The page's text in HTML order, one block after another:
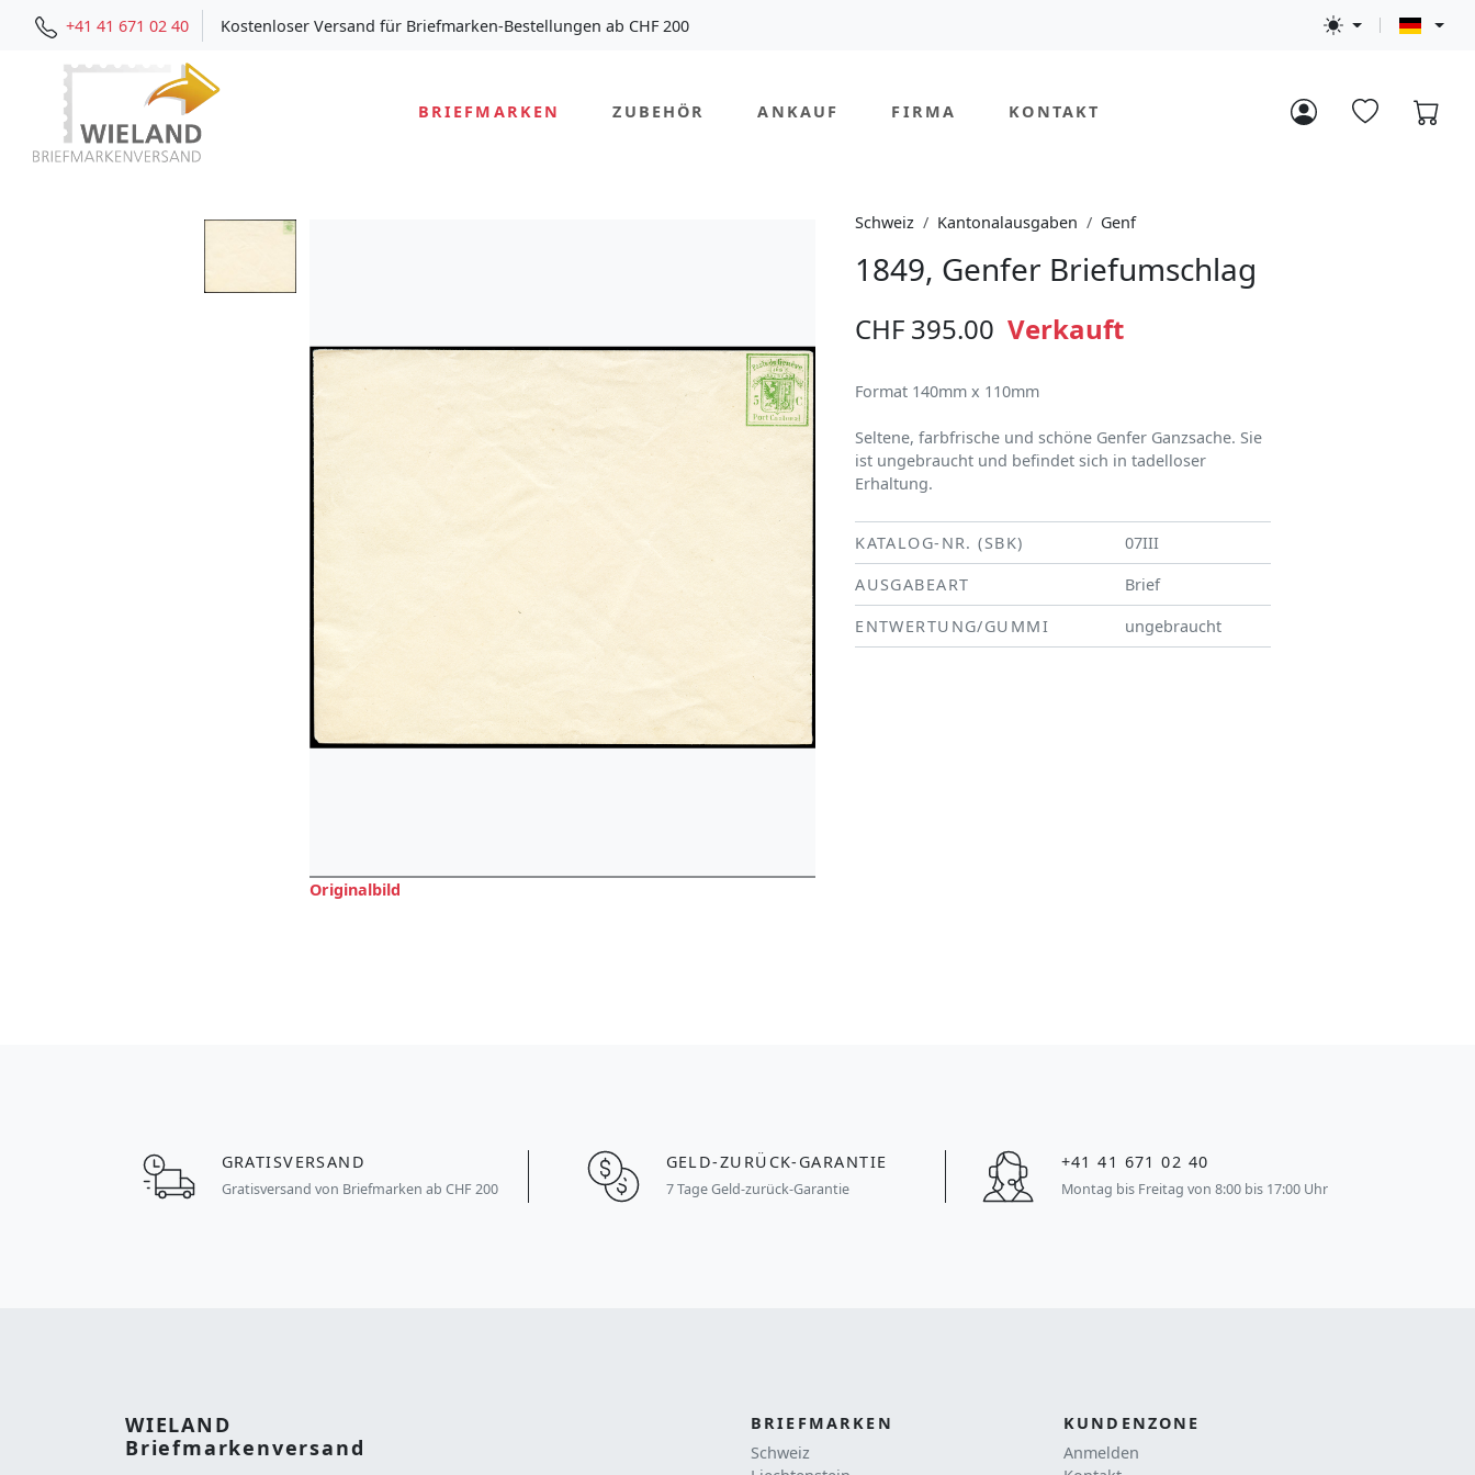
+41 41 671 02 40 Kostenloser Versand für Briefmarken-Bestellungen ab CHF 200
BRIEFMARKEN ZUBEHÖR ANKAUF FIRMA KONTAKT
Originalbild
Schweiz Kantonalausgaben Genf
1849, Genfer Briefumschlag
CHF 395.00 Verkauft
Format 140mm x 110mm
Seltene, farbfrische und schöne Genfer Ganzsache. Sie
ist ungebraucht und befindet sich in tadelloser
Erhaltung.
KATALOG-NR. (SBK)
07III
AUSGABEART
Brief
ENTWERTUNG/GUMMI
ungebraucht
GRATISVERSAND
Gratisversand von Briefmarken ab CHF 200
GELD-ZURÜCK-GARANTIE
7 Tage Geld-zurück-Garantie
+41 41 671 02 40
Montag bis Freitag von 8:00 bis 17:00 Uhr
WIELAND
Briefmarkenversand
BRIEFMARKEN
Schweiz
KUNDENZONE
Anmelden